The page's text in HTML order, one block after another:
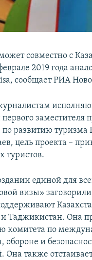
совместно с
2019 года
сообщает РИА
заместителя
по развитию туризма
цель проекта –
туристов.
единой для
визы»
Таджикистан. Она
комитета по
и
Она также